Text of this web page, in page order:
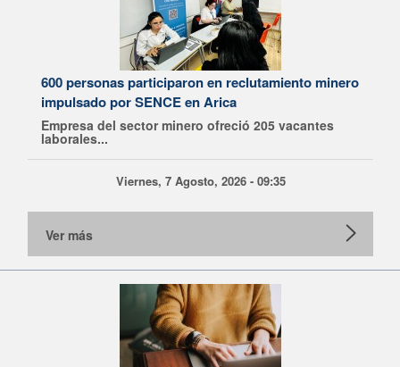
600 personas participaron en reclutamiento minero
impulsado por SENCE en Arica
Empresa del sector minero ofreció 205 vacantes
laborales...
Viernes, 7 Agosto, 2026 - 09:35
Ver más